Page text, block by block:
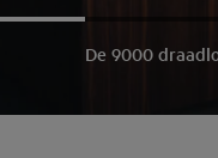
De 9000